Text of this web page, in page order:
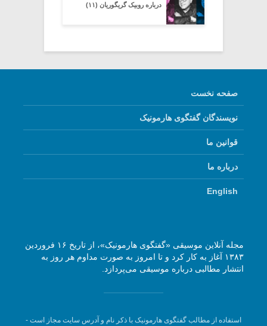
درباره روبیک گریگوریان (۱۱)
صفحه نخست
نویسندگان گفتگوی هارمونیک
قوانین ما
درباره ما
English
مجله آنلاین موسیقی «گفتگوی هارمونیک»، از تاریخ ۱۶ فروردین
۱۳۸۳ آغاز به کار کرد و تا امروز به صورت مداوم هر روز به
انتشار مطالبی درباره موسیقی می‌پردازد.
استفاده از مطالب گفتگوی هارمونیک با ذکر نام و آدرس سایت مجاز است -